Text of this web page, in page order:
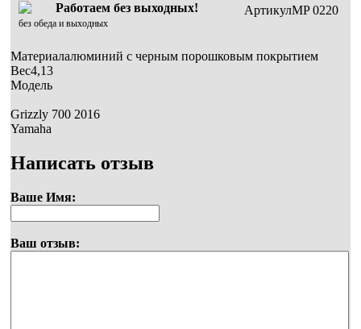
Работаем без выходных!
без обеда и выходных
АртикулMP 0220
Материалалюминий с черным порошковым покрытием
Вес4,13
Модель
Grizzly 700 2016
Yamaha
Написать отзыв
Ваше Имя:
Ваш отзыв: